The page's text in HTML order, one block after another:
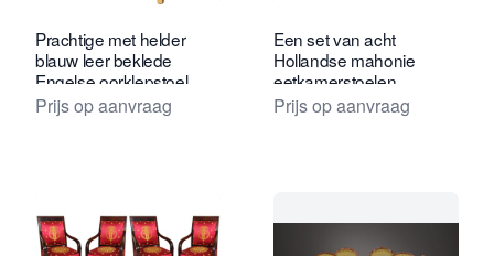
Prachtige met helder
blauw leer beklede
Engelse oorklepstoel.
Prijs op aanvraag
Een set van acht
Hollandse mahonie
eetkamerstoelen,
omstreeks 1800
Prijs op aanvraag